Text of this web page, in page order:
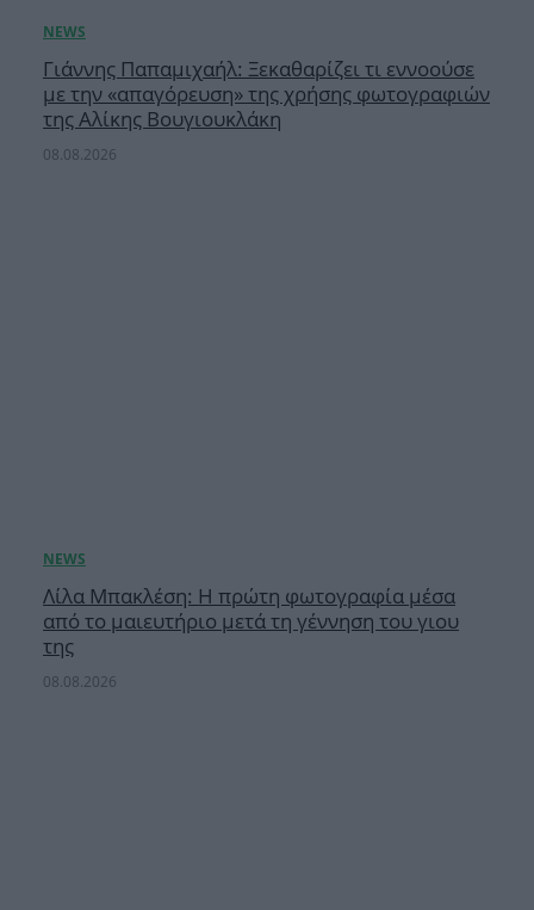
Γιάννης Παπαμιχαήλ: Ξεκαθαρίζει τι εννοούσε
με την «απαγόρευση» της χρήσης φωτογραφιών
της Αλίκης Βουγιουκλάκη
08.08.2026
Λίλα Μπακλέση: Η πρώτη φωτογραφία μέσα
από το μαιευτήριο μετά τη γέννηση του γιου
της
08.08.2026